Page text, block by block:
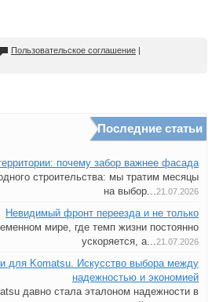
Пользовательское соглашение
Последние статьи
почему забор важнее фасада
строительства: мы тратим месяцы
на выбор...21.07.2026
Невидимый фронт переезда и не только
мире, где темп жизни постоянно
ускоряется, а...21.07.2026
для Komatsu. Искусство выбора между
надежностью и экономией
давно стала эталоном надежности в